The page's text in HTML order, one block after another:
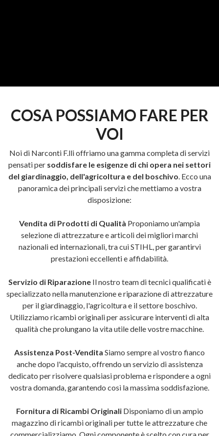
COSA POSSIAMO FARE PER
VOI
Noi di Narconti F.lli offriamo una gamma completa di servizi
pensati per soddisfare le esigenze di chi opera nei settori
del giardinaggio, dell'agricoltura e del boschivo. Ecco una
panoramica dei principali servizi che mettiamo a vostra
disposizione:
Vendita di Prodotti di Qualità Proponiamo un'ampia
selezione di attrezzature e articoli dei migliori marchi
nazionali ed internazionali, tra cui STIHL, per garantirvi
prestazioni eccellenti e affidabilità.
Servizio di RiparazioneIl nostro team di tecnici qualificati è
specializzato nella manutenzione e riparazione di attrezzature
per il giardinaggio, l'agricoltura e il settore boschivo.
Utilizziamo ricambi originali per assicurare interventi di alta
qualità che prolungano la vita utile delle vostre macchine.
Assistenza Post-Vendita Siamo sempre al vostro fianco
anche dopo l'acquisto, offrendo un servizio di assistenza
dedicato per risolvere qualsiasi problema e rispondere a ogni
vostra domanda, garantendo così la massima soddisfazione.
Fornitura di Ricambi OriginaliDisponiamo di un ampio
magazzino di ricambi originali per tutte le attrezzature che